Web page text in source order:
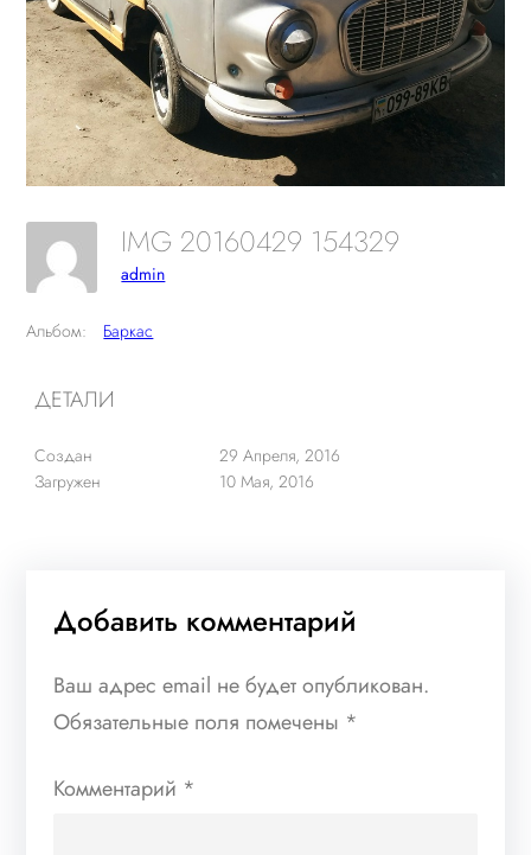
IMG 20160429 154329
admin
Альбом: Баркас
ДЕТАЛИ
Создан
29 Апреля, 2016
Загружен
10 Мая, 2016
Добавить комментарий
Ваш адрес email не будет опубликован.
Обязательные поля помечены *
Комментарий *